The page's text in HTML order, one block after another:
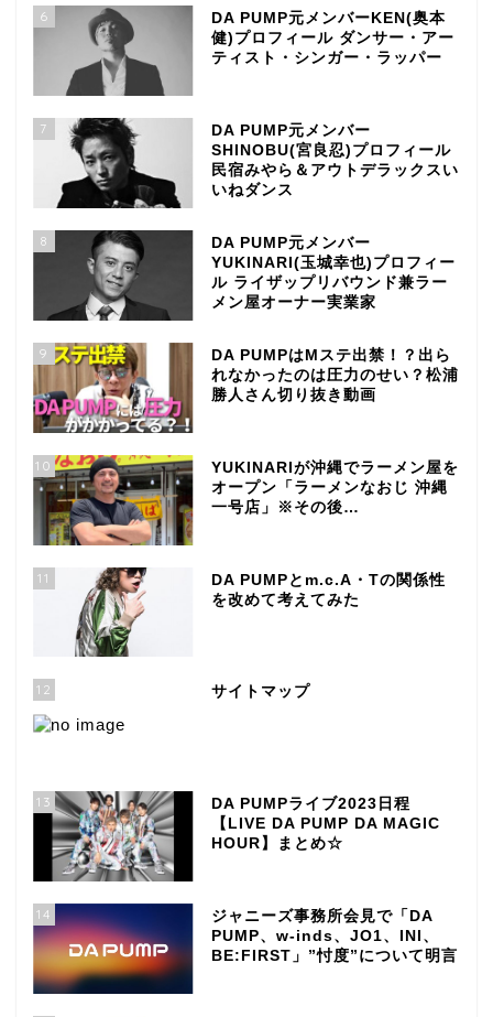
6
DA PUMP元メンバーKEN(奥本
健)プロフィール ダンサー・アー
ティスト・シンガー・ラッパー
7
DA PUMP元メンバー
SHINOBU(宮良忍)プロフィール
民宿みやら＆アウトデラックスい
いねダンス
8
DA PUMP元メンバー
YUKINARI(玉城幸也)プロフィー
ル ライザップリバウンド兼ラー
メン屋オーナー実業家
9
DA PUMPはMステ出禁！？出ら
れなかったのは圧力のせい？松浦
勝人さん切り抜き動画
10
YUKINARIが沖縄でラーメン屋を
オープン「ラーメンなおじ 沖縄
一号店」※その後…
11
DA PUMPとm.c.A・Tの関係性
を改めて考えてみた
12 サイトマップ
13
DA PUMPライブ2023日程
【LIVE DA PUMP DA MAGIC
HOUR】まとめ☆
14
ジャニーズ事務所会見で「DA
PUMP、w-inds、JO1、INI、
BE:FIRST」”忖度”について明言